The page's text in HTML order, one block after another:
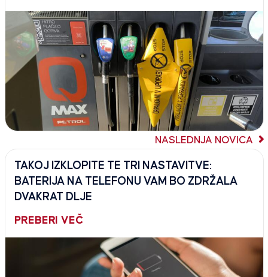
NASLEDNJA NOVICA
TAKOJ IZKLOPITE TE TRI NASTAVITVE:
BATERIJA NA TELEFONU VAM BO ZDRŽALA
DVAKRAT DLJE
PREBERI VEČ